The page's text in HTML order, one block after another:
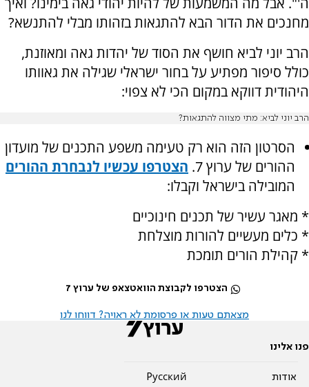
מחנכים את הדור הבא להתגאות בזהותו מבלי להתנשא?
הרב יוני לביא חושף את הסוד של יהדות גאה ומאוזנת,
כולל סיפור מפתיע על בחור ישראלי שגילה את גאוותו
היהודית דווקא במקום הכי לא צפוי:
הרב יוני לביא: מתי מצווה להתגאות?
הסרטון הזה הוא רק טעימה משפע התכנים של מועדון
ההורים של ערוץ 7.
הצטרפו עכשיו לנבחרת ההורים
המובילה בישראל וקבלו:
* מאגר עשיר של תכנים חינוכיים
* כלים מעשיים להורות מוצלחת
* קהילת הורים תומכת
הצטרפו לקבוצת הוואטצאפ של ערוץ 7
מצאתם טעות או פרסומת לא ראויה? דווחו לנו
פנו אלינו
אודות
Pусский